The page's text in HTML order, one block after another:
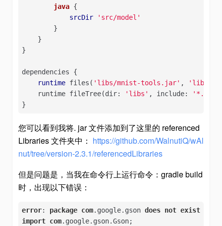
java {
srcDir
'src/model'
        }
    }
}
dependencies {
runtime files( 'libs/mnist-tools.jar' ,
'libs/
    runtime fileTree(dir:
'libs' , include: '*.jar'
}
您可以看到我将. jar 文件添加到了这里的 referenced
Libraries 文件夹中： https://github.com/WalnutiQ/wAl
nut/tree/version-2.3.1/referencedLibraries
但是问题是，当我在命令行上运行命令：gradle build
时，出现以下错误：
error: package com.google.gson does not exist
import com.google.gson.Gson;